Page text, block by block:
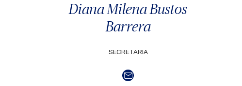
Diana Milena Bustos
Barrera
SECRETARIA